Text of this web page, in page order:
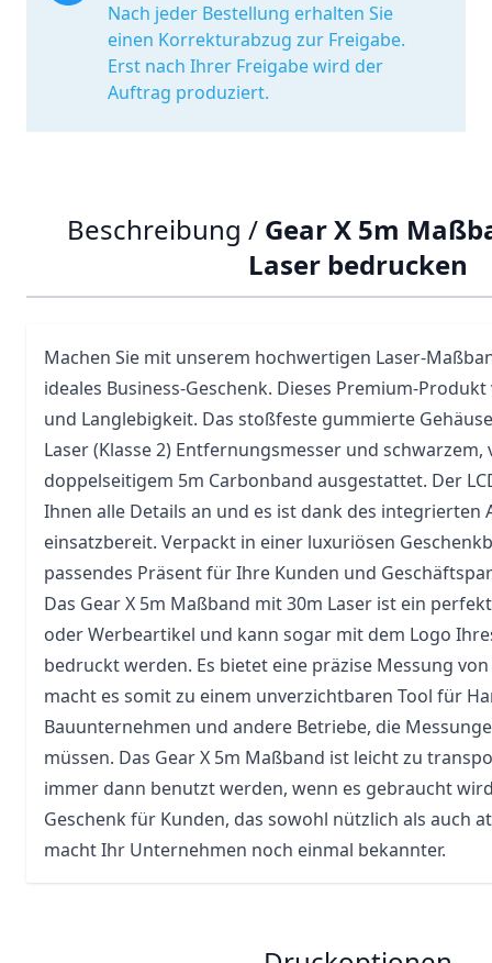
Nach jeder Bestellung erhalten Sie
einen Korrekturabzug zur Freigabe.
Erst nach Ihrer Freigabe wird der
Auftrag produziert.
Beschreibung / Gear X 5m
Laser bedrucken
Machen Sie mit unserem hochwertigen Laser-
ideales Business-Geschenk. Dieses Premium-
und Langlebigkeit. Das stoßfeste gummierte
Laser (Klasse 2) Entfernungsmesser und
doppelseitigem 5m Carbonband ausgestattet. Der
Ihnen alle Details an und es ist dank des integrierten
einsatzbereit. Verpackt in einer luxuriösen
passendes Präsent für Ihre Kunden und
Das Gear X 5m Maßband mit 30m Laser ist ein
oder Werbeartikel und kann sogar mit dem Logo
bedruckt werden. Es bietet eine präzise Messung
macht es somit zu einem unverzichtbaren Tool für
Bauunternehmen und andere Betriebe, die
müssen. Das Gear X 5m Maßband ist leicht zu
immer dann benutzt werden, wenn es gebraucht
Geschenk für Kunden, das sowohl nützlich als auch
macht Ihr Unternehmen noch einmal bekannter.